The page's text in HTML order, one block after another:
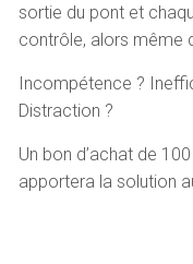
sortie du pont et
contrôle, alors même
Incompétence ?
Distraction ?
Un bon d’achat de
apportera la solution